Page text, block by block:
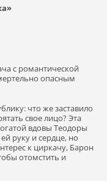
с романтической
опасным
что же заставило
свое лицо? Эта
вдовы Теодоры
руку и сердце, но
к циркачу, Барон
отомстить и